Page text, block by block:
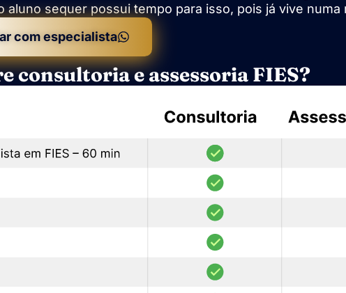
sequer possui tempo para isso, pois já vive
com especialista
consultoria e assessoria FIES?